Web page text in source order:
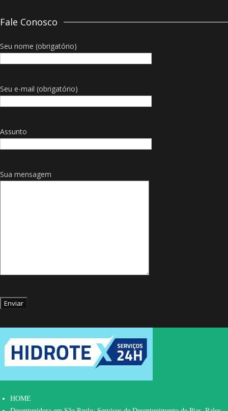
Fale Conosco
Seu nome (obrigatório)
Seu e-mail (obrigatório)
Assunto
Sua mensagem
HOME